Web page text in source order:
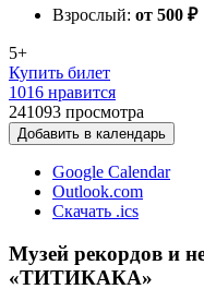
Взрослый: от 500 ₽
5+
Купить билет
1016 нравится
241093 просмотра
Добавить в календарь
Google Calendar
Outlook.com
Скачать .ics
Музей рекордов и
«ТИТИКАКА»